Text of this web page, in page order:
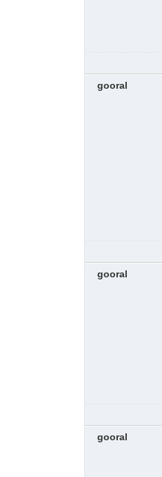
gooral
gooral
gooral